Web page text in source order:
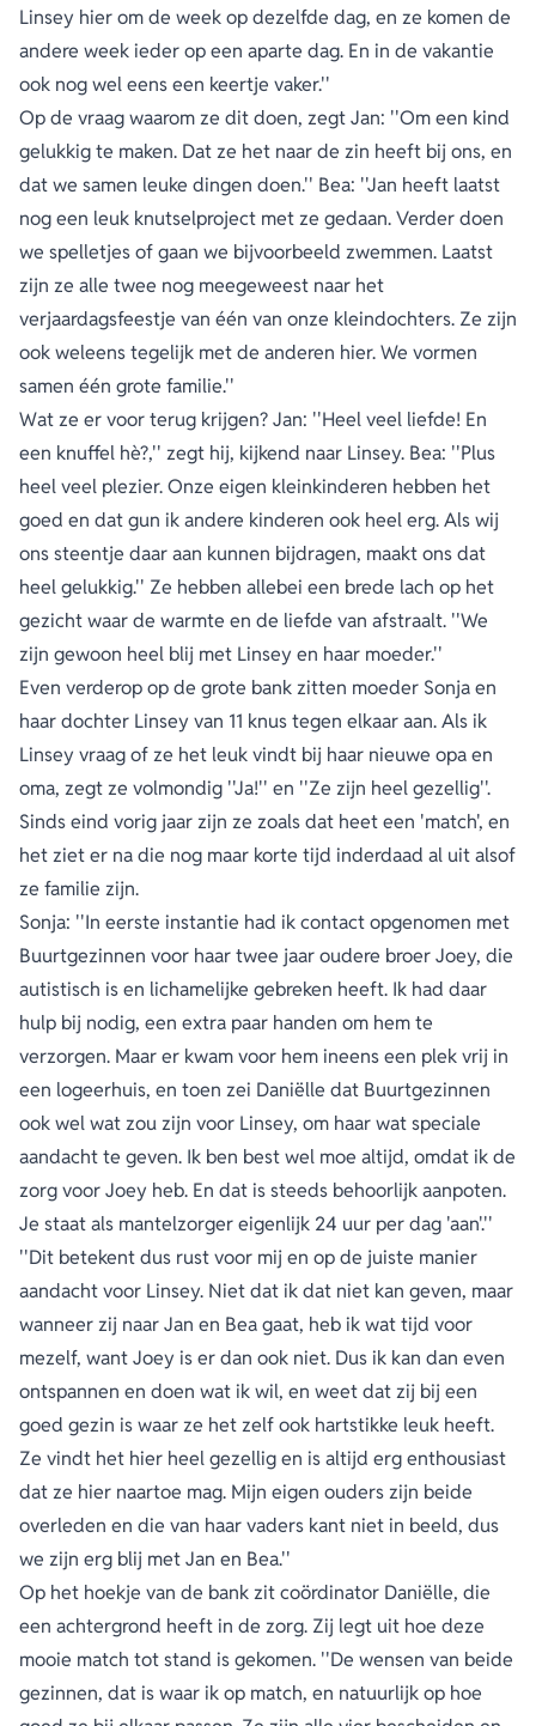
Linsey hier om de week op dezelfde dag, en ze komen de
andere week ieder op een aparte dag. En in de vakantie
ook nog wel eens een keertje vaker.''
Op de vraag waarom ze dit doen, zegt Jan: ''Om een kind
gelukkig te maken. Dat ze het naar de zin heeft bij ons, en
dat we samen leuke dingen doen.'' Bea: ''Jan heeft laatst
nog een leuk knutselproject met ze gedaan. Verder doen
we spelletjes of gaan we bijvoorbeeld zwemmen. Laatst
zijn ze alle twee nog meegeweest naar het
verjaardagsfeestje van één van onze kleindochters. Ze zijn
ook weleens tegelijk met de anderen hier. We vormen
samen één grote familie.''
Wat ze er voor terug krijgen? Jan: ''Heel veel liefde! En
een knuffel hè?,'' zegt hij, kijkend naar Linsey. Bea: ''Plus
heel veel plezier. Onze eigen kleinkinderen hebben het
goed en dat gun ik andere kinderen ook heel erg. Als wij
ons steentje daar aan kunnen bijdragen, maakt ons dat
heel gelukkig.'' Ze hebben allebei een brede lach op het
gezicht waar de warmte en de liefde van afstraalt. ''We
zijn gewoon heel blij met Linsey en haar moeder.''
Even verderop op de grote bank zitten moeder Sonja en
haar dochter Linsey van 11 knus tegen elkaar aan. Als ik
Linsey vraag of ze het leuk vindt bij haar nieuwe opa en
oma, zegt ze volmondig ''Ja!'' en ''Ze zijn heel gezellig''.
Sinds eind vorig jaar zijn ze zoals dat heet een 'match', en
het ziet er na die nog maar korte tijd inderdaad al uit alsof
ze familie zijn.
Sonja: ''In eerste instantie had ik contact opgenomen met
Buurtgezinnen voor haar twee jaar oudere broer Joey, die
autistisch is en lichamelijke gebreken heeft. Ik had daar
hulp bij nodig, een extra paar handen om hem te
verzorgen. Maar er kwam voor hem ineens een plek vrij in
een logeerhuis, en toen zei Daniëlle dat Buurtgezinnen
ook wel wat zou zijn voor Linsey, om haar wat speciale
aandacht te geven. Ik ben best wel moe altijd, omdat ik de
zorg voor Joey heb. En dat is steeds behoorlijk aanpoten.
Je staat als mantelzorger eigenlijk 24 uur per dag 'aan'.''
''Dit betekent dus rust voor mij en op de juiste manier
aandacht voor Linsey. Niet dat ik dat niet kan geven, maar
wanneer zij naar Jan en Bea gaat, heb ik wat tijd voor
mezelf, want Joey is er dan ook niet. Dus ik kan dan even
ontspannen en doen wat ik wil, en weet dat zij bij een
goed gezin is waar ze het zelf ook hartstikke leuk heeft.
Ze vindt het hier heel gezellig en is altijd erg enthousiast
dat ze hier naartoe mag. Mijn eigen ouders zijn beide
overleden en die van haar vaders kant niet in beeld, dus
we zijn erg blij met Jan en Bea.''
Op het hoekje van de bank zit coördinator Daniëlle, die
een achtergrond heeft in de zorg. Zij legt uit hoe deze
mooie match tot stand is gekomen. ''De wensen van beide
gezinnen, dat is waar ik op match, en natuurlijk op hoe